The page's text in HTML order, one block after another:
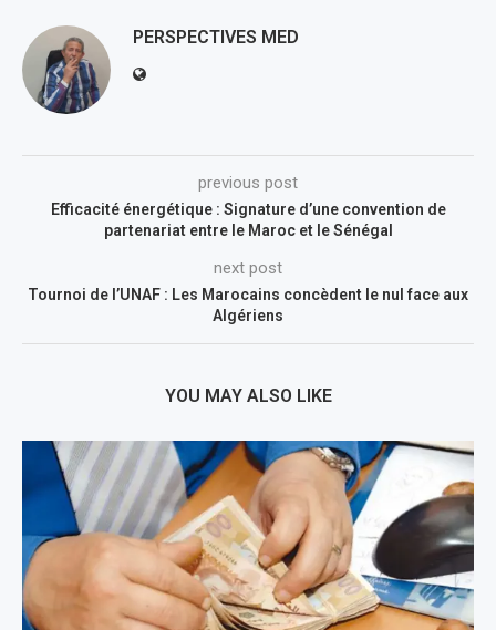
PERSPECTIVES MED
previous post
Efficacité énergétique : Signature d’une convention de
partenariat entre le Maroc et le Sénégal
next post
Tournoi de l’UNAF : Les Marocains concèdent le nul face aux
Algériens
YOU MAY ALSO LIKE